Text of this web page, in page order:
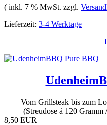
( inkl. 7 % MwSt. zzgl.
Lieferzeit: 3-4 Werktage
Vom Grillsteak bis zum
(Streudose á 120
8,50 EUR